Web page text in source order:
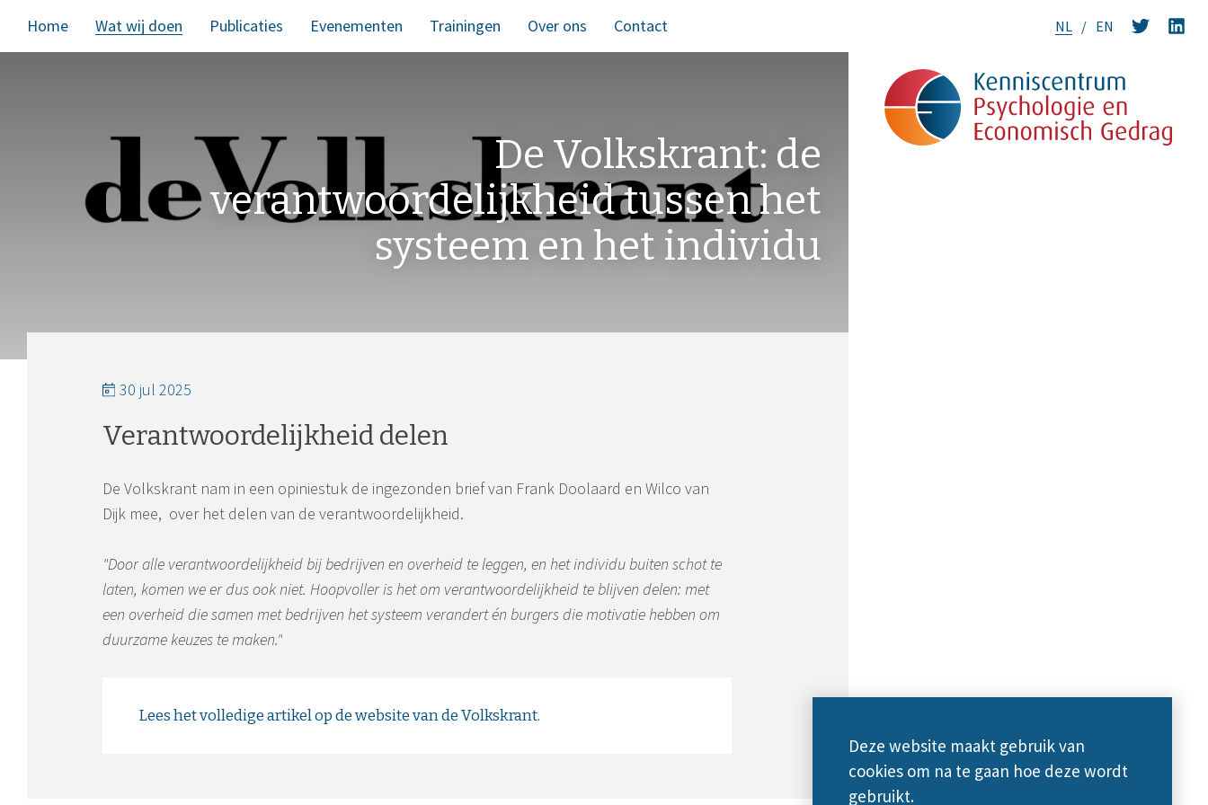
Home Wat wij doen Publicaties Evenementen Trainingen Over ons Contact NL EN
De Volkskrant: de
verantwoordelijkheid tussen het
systeem en het individu
30 jul 2025
Verantwoordelijkheid delen
De Volkskrant nam in een opiniestuk de ingezonden brief van Frank Doolaard en Wilco van
Dijk mee, over het delen van de verantwoordelijkheid.
"Door alle verantwoordelijkheid bij bedrijven en overheid te leggen, en het individu buiten schot te
laten, komen we er dus ook niet. Hoopvoller is het om verantwoordelijkheid te blijven delen: met
een overheid die samen met bedrijven het systeem verandert én burgers die motivatie hebben om
duurzame keuzes te maken."
Lees het volledige artikel op de website van de Volkskrant.
Deze website maakt gebruik van
cookies om na te gaan hoe deze wordt
gebruikt.